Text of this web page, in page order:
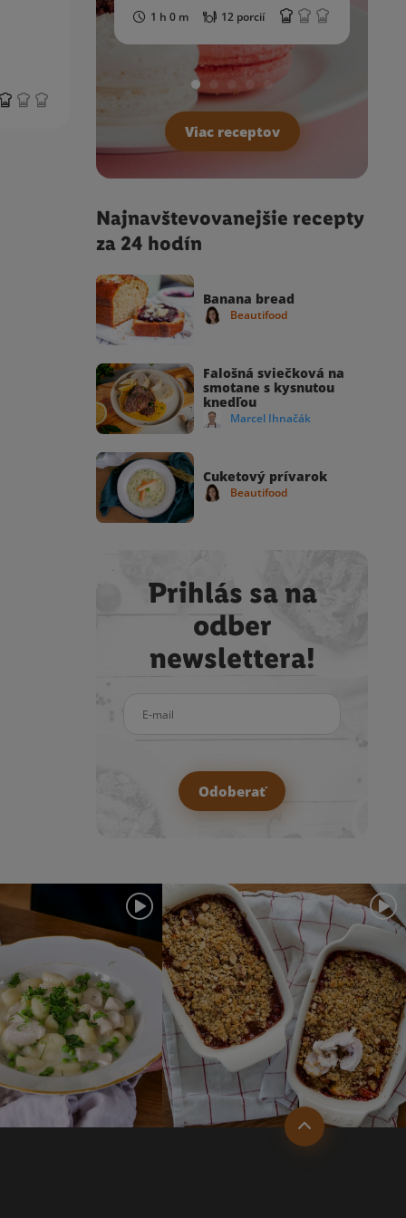
1 h 0 m 12 porcií
Viac receptov
Najnavštevovanejšie recepty
za 24 hodín
Banana bread
Beautifood
Falošná sviečková na
smotane s kysnutou
knedľou
Marcel Ihnačák
Cuketový prívarok
Beautifood
Prihlás sa na
odber
newslettera!
Odoberať